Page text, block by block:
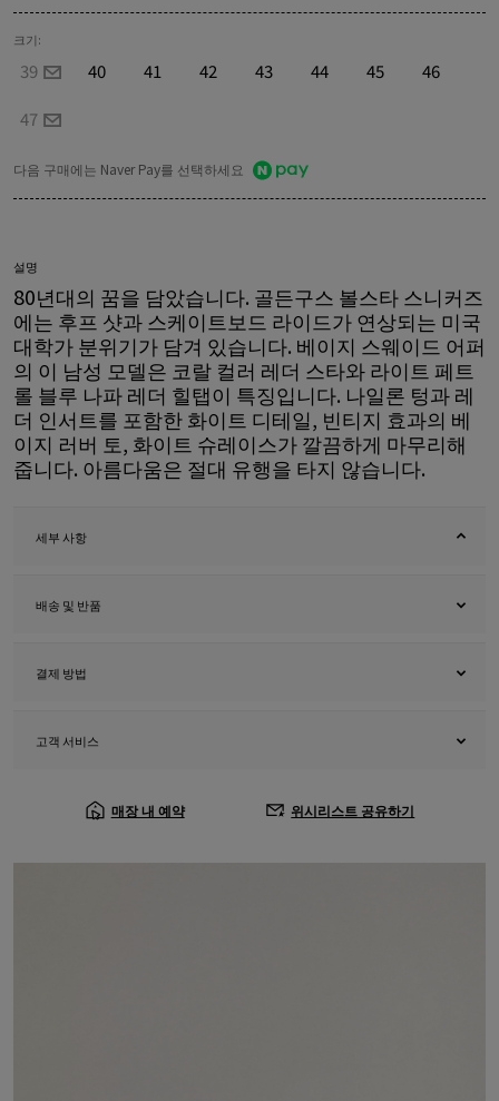
크기:
39 40 41 42 43 44 45 46
47
다음 구매에는 Naver Pay를 선택하세요
설명
80년대의 꿈을 담았습니다. 골든구스 볼스타 스니커즈
에는 후프 샷과 스케이트보드 라이드가 연상되는 미국
대학가 분위기가 담겨 있습니다. 베이지 스웨이드 어퍼
의 이 남성 모델은 코랄 컬러 레더 스타와 라이트 페트
롤 블루 나파 레더 힐탭이 특징입니다. 나일론 텅과 레
더 인서트를 포함한 화이트 디테일, 빈티지 효과의 베
이지 러버 토, 화이트 슈레이스가 깔끔하게 마무리해
줍니다. 아름다움은 절대 유행을 타지 않습니다.
세부 사항
배송 및 반품
결제 방법
고객 서비스
매장 내 예약 위시리스트 공유하기